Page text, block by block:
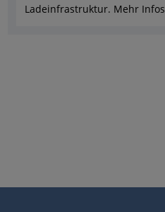
Ladeinfrastruktur. Mehr Infos